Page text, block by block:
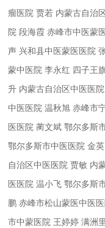
瘤医院 贾若 内蒙古自治
院段海霞 赤峰市中医蒙
声 兴和县中医蒙医医院
蒙中医院李永红 四子王
升 内蒙古自治区中医医院
中医医院温秋旭 赤峰市
医医院蔺文斌 鄂尔多斯
鄂尔多斯市中医医院金英
自治区中医医院 贾敏 内
医医院温小飞 鄂尔多斯
鹏 赤峰市松山蒙医中医
市中蒙医院 王婷婷 满洲